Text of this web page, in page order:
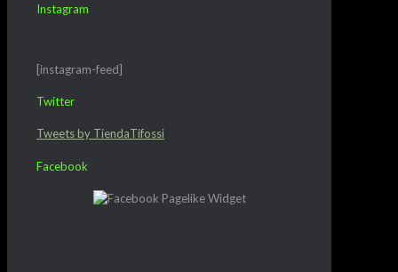
Instagram
[instagram-feed]
Twitter
Tweets by TiendaTifossi
Facebook